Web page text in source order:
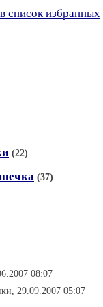
список избранных
(22)
(37)
08:07
29.09.2007 05:07